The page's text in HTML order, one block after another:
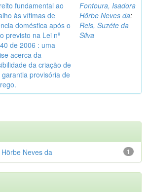
fundamental ao
às vítimas de
doméstica após o
previsto na Lei nº
de 2006 : uma
acerca da
da criação de
garantia provisória de
Fontoura, Isadora
Hörbe Neves da;
Reis, Suzéte da
Silva
1
Neves da